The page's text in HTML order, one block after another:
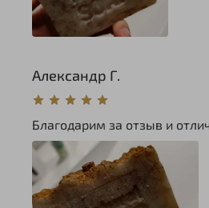
Александр Г.
Благодарим за отзыв и